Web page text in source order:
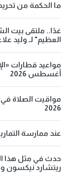
ما الحكمة من تحريم
غدًا.. ملتقى بيت
العظيم" لـ وليد
أغسطس 2026
2026
عند ممارسة
ريتشارد نيكسون